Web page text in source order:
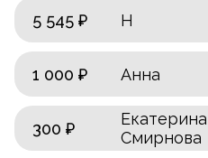
5 545 ₽ Н
1 000 ₽ Анна
300 ₽
Екатерина
Смирнова